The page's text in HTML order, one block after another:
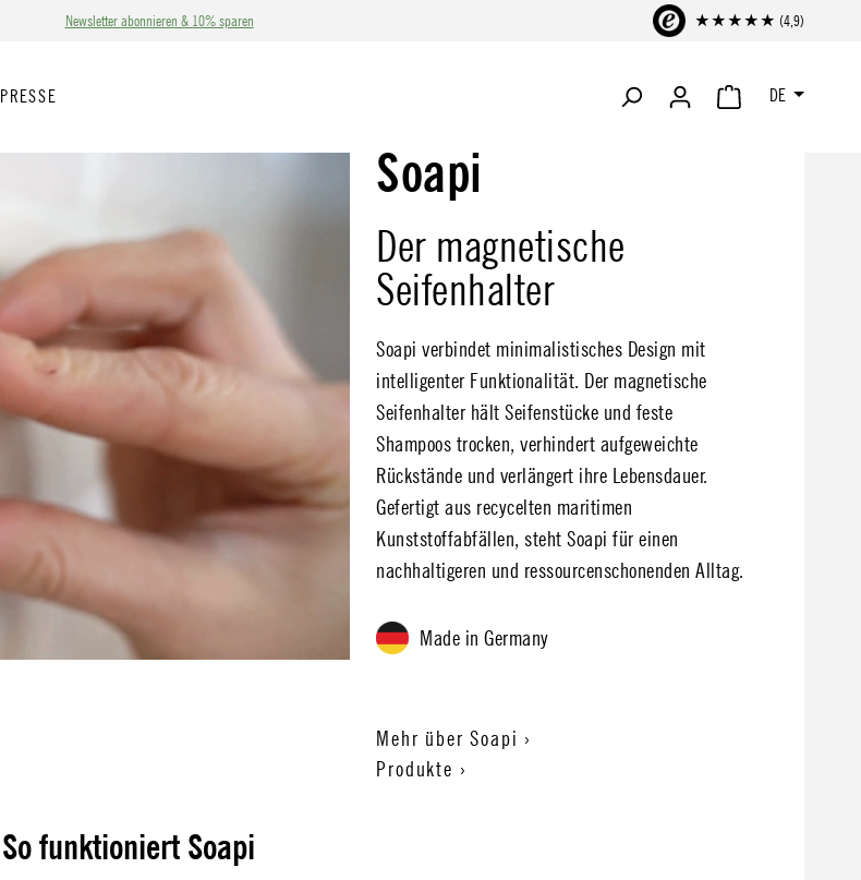
Newsletter abonnieren & 10% sparen ★★★★★ (4,9)
PRESSE WARENKORB
DE
Soapi
Der magnetische
Seifenhalter
Soapi verbindet minimalistisches Design mit
intelligenter Funktionalität. Der magnetische
Seifenhalter hält Seifenstücke und feste
Shampoos trocken, verhindert aufgeweichte
Rückstände und verlängert ihre Lebensdauer.
Gefertigt aus recycelten maritimen
Kunststoffabfällen, steht Soapi für einen
nachhaltigeren und ressourcenschonenden Alltag.
Made in Germany
Mehr über Soapi ›
Produkte ›
So funktioniert Soapi